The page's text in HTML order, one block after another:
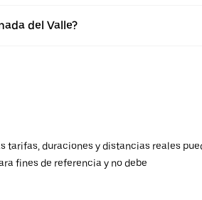
del Valle?
tarifas, duraciones y distancias reales
fines de referencia y no debe